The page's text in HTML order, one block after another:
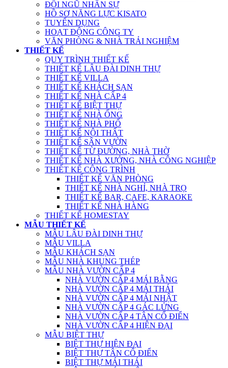
ĐỘI NGŨ NHÂN SỰ
HỒ SƠ NĂNG LỰC KISATO
TUYỂN DỤNG
HOẠT ĐỘNG CÔNG TY
VĂN PHÒNG & NHÀ TRẢI NGHIỆM
THIẾT KẾ
QUY TRÌNH THIẾT KẾ
THIẾT KẾ LÂU ĐÀI DINH THỰ
THIẾT KẾ VILLA
THIẾT KẾ KHÁCH SẠN
THIẾT KẾ NHÀ CẤP 4
THIẾT KẾ BIỆT THỰ
THIẾT KẾ NHÀ ỐNG
THIẾT KẾ NHÀ PHỐ
THIẾT KẾ NỘI THẤT
THIẾT KẾ SÂN VƯỜN
THIẾT KẾ TỪ ĐƯỜNG, NHÀ THỜ
THIẾT KẾ NHÀ XƯỞNG, NHÀ CÔNG NGHIỆP
THIẾT KẾ CÔNG TRÌNH
THIẾT KẾ VĂN PHÒNG
THIẾT KẾ NHÀ NGHỈ, NHÀ TRỌ
THIẾT KẾ BAR, CAFE, KARAOKE
THIẾT KẾ NHÀ HÀNG
THIẾT KẾ HOMESTAY
MẪU THIẾT KẾ
MẪU LÂU ĐÀI DINH THỰ
MẪU VILLA
MẪU KHÁCH SẠN
MẪU NHÀ KHUNG THÉP
MẪU NHÀ VƯỜN CẤP 4
NHÀ VƯỜN CẤP 4 MÁI BẰNG
NHÀ VƯỜN CẤP 4 MÁI THÁI
NHÀ VƯỜN CẤP 4 MÁI NHẬT
NHÀ VƯỜN CẤP 4 GÁC LỬNG
NHÀ VƯỜN CẤP 4 TÂN CỔ ĐIỂN
NHÀ VƯỜN CẤP 4 HIỆN ĐẠI
MẪU BIỆT THỰ
BIỆT THỰ HIỆN ĐẠI
BIỆT THỰ TÂN CỔ ĐIỂN
BIỆT THỰ MÁI THÁI